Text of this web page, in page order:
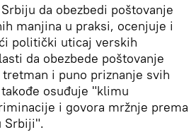
da obezbedi poštovanje
manjina u praksi, ocenjuje i
politički uticaj verskih
da obezbede poštovanje
i puno priznanje svih
osuđuje "klimu
i govora mržnje prema
Srbiji".